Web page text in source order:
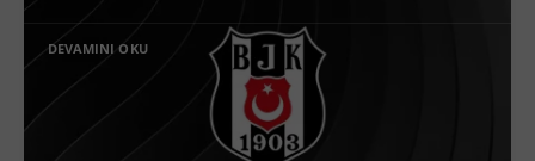
DEVAMINI OKU